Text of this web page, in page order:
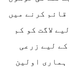
کرنے میں
لاگت کو کم
لیے زرعی
اولین